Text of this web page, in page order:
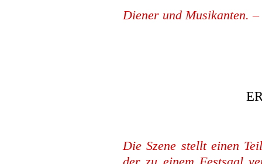
Diener und Musikanten.
Die Szene stellt einen